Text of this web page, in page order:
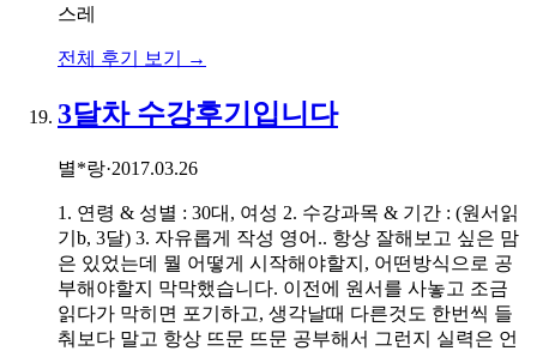
스레
전체 후기 보기 →
3달차 수강후기입니다
별*랑·2017.03.26
1. 연령 & 성별 : 30대, 여성 2. 수강과목 & 기간 : (원서읽
기b, 3달) 3. 자유롭게 작성 영어.. 항상 잘해보고 싶은 맘
은 있었는데 뭘 어떻게 시작해야할지, 어떤방식으로 공
부해야할지 막막했습니다. 이전에 원서를 사놓고 조금
읽다가 막히면 포기하고, 생각날때 다른것도 한번씩 들
춰보다 말고 항상 뜨문 뜨문 공부해서 그런지 실력은 언